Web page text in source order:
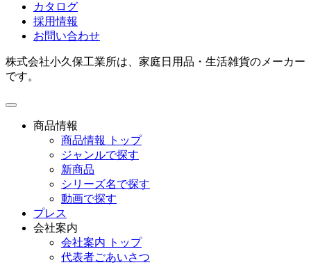
カタログ
採用情報
お問い合わせ
株式会社小久保工業所は、家庭日用品・生活雑貨のメーカー
です。
toggle
navigation商品情報
商品情報 トップ
ジャンルで探す
新商品
シリーズ名で探す
動画で探す
プレス
会社案内
会社案内 トップ
代表者ごあいさつ